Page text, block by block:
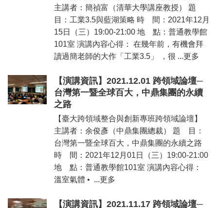
主講者：簡禎富（清華大學講座教授） 題
目：工業3.5與藍湖策略 時 間：2021年12月
15日（三）19:00-21:00 地 點：普通教學館
101室 演講內容心得： 在幾年前，有機會拜
讀過簡老師的大作「工業3.5」 ，很 ...更多
【演講資訊】2021.12.01 跨領域論壇─
台灣第一暨全球百大，中鼎集團的永續
之路
【臺大跨領域整合與創新專班跨領域論壇】
主講者：余俊彥（中鼎集團總裁） 題 目：
台灣第一暨全球百大，中鼎集團的永續之路
時 間：2021年12月01日（三）19:00-21:00
地 點：普通教學館101室 演講內容心得：
溫室氣體 • ...更多
【演講資訊】2021.11.17 跨領域論壇─